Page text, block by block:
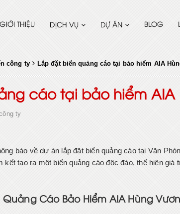
GIỚI THIỆU DỊCH VỤ DỰ ÁN BLOG
công ty Lắp đặt biển quảng cáo tại bảo hiểm AIA
cáo tại bảo hiểm AIA
ty
báo về dự án lắp đặt biển quảng cáo tại Văn
tạo ra một biển quảng cáo độc đáo, thể hiện giá
Cáo Bảo Hiểm AIA Hùng